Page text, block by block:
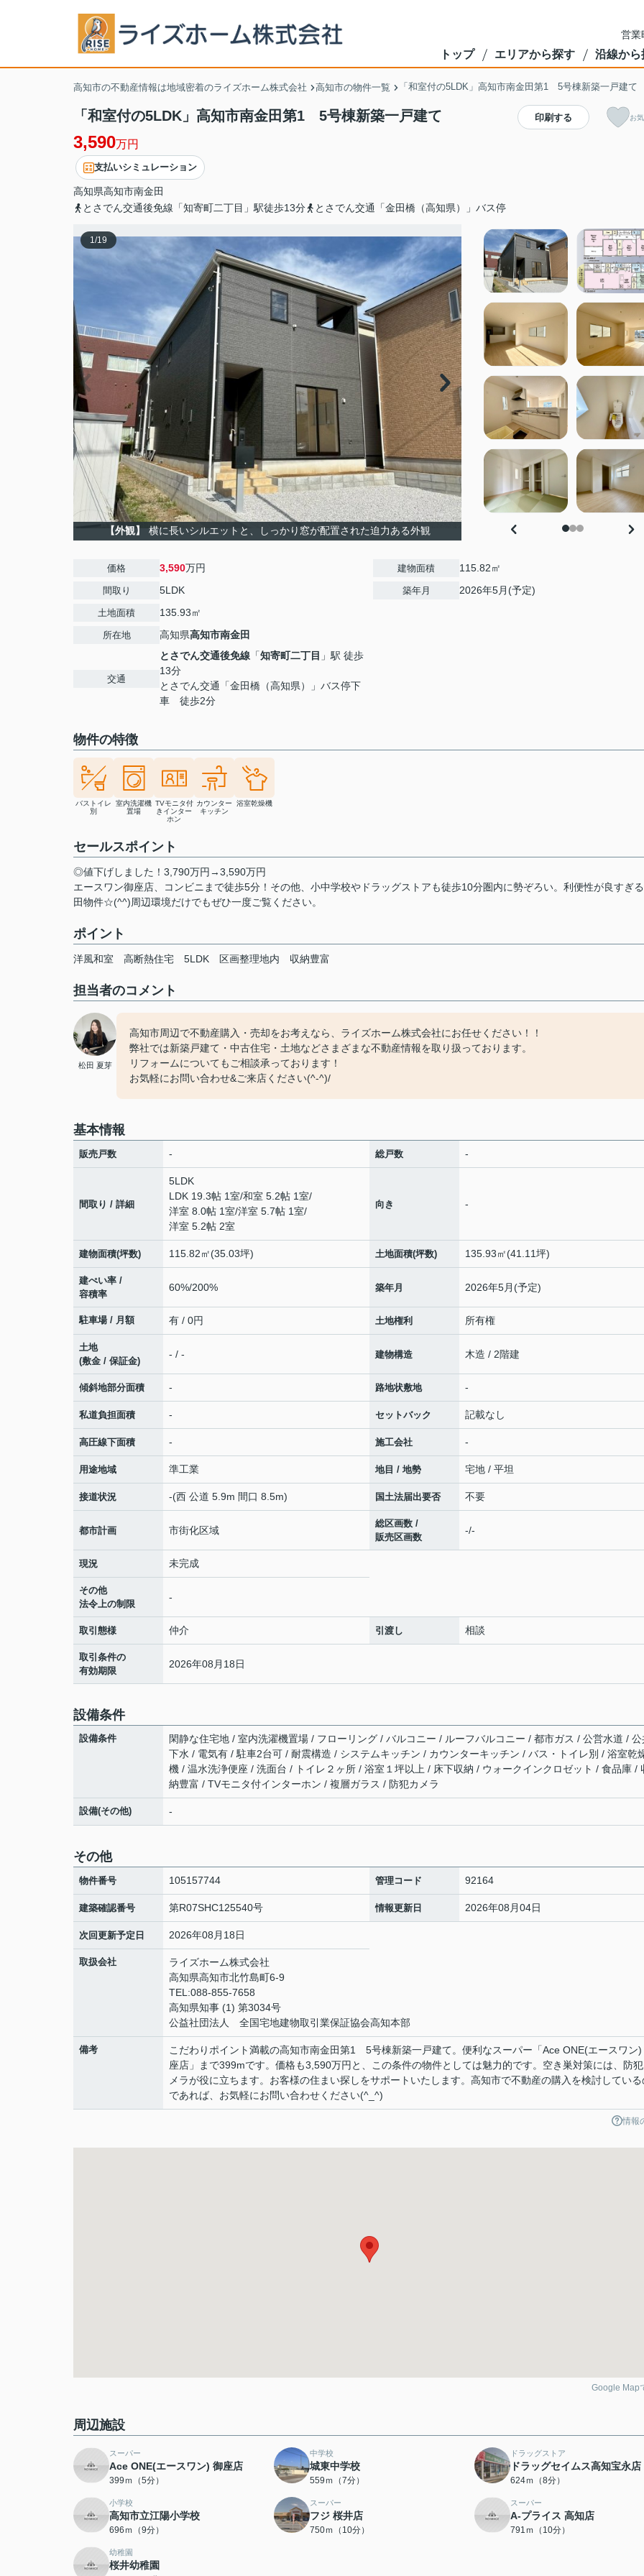
営
トップ エリアから探す 沿線から
高知市の不動産情報は地域密着のライズホーム株式会社 高知市の物件一覧 「和室付の5LDK」高知市南金田第1 5号棟新築一戸建て
「和室付の5LDK」高知市南金田第1 5号棟新築一戸建て
3,590万円
支払いシミュレーション
高知県高知市南金田
とさでん交通後免線「知寄町二丁目」駅徒歩13分
とさでん交通「金田橋（高知県）」バス停
印刷する お
1/19
【外観】 横に長いシルエットと、しっかり窓が配置された迫力ある外観
価格 3,590万円
間取り 5LDK
土地面積 135.93㎡
所在地 高知県高知市南金田
交通
とさでん交通後免線 「知寄町二丁目 」駅 徒歩
13分
とさでん交通「金田橋（高知県）」バス停下
車 徒歩2分
建物面積 115.82㎡
築年月 2026年5月(予定)
物件の特徴
バストイレ
別
室内洗濯機
置場
TVモニタ付
きインター
ホン
カウンター
キッチン
浴室乾燥機
セールスポイント
◎値下げしました！3,790万円→3,590万円
エースワン御座店、コンビニまで徒歩5分！その他、小中学校やドラッグストアも徒歩10分圏内に勢ぞろい。利便性が良すぎ
田物件☆(^^)周辺環境だけでもぜひ一度ご覧ください。
ポイント
洋風和室 高断熱住宅 5LDK 区画整理地内 収納豊富
担当者のコメント
松田 夏芽
高知市周辺で不動産購入・売却をお考えなら、ライズホーム株式会社にお任せください！！
弊社では新築戸建て・中古住宅・土地などさまざまな不動産情報を取り扱っております。
リフォームについてもご相談承っております！
お気軽にお問い合わせ&ご来店ください‍(^-^)/
基本情報
販売戸数 - 総戸数 -
間取り / 詳細
5LDK
LDK 19.3帖 1室/和室 5.2帖 1室/
洋室 8.0帖 1室/洋室 5.7帖 1室/
洋室 5.2帖 2室
向き -
建物面積(坪数) 115.82㎡(35.03坪) 土地面積(坪数) 135.93㎡(41.11坪)
建ぺい率 /
容積率
60%/200% 築年月 2026年5月(予定)
駐車場 / 月額 有 / 0円 土地権利 所有権
土地
(敷金 / 保証金)
- / - 建物構造 木造 / 2階建
傾斜地部分面積 - 路地状敷地 -
私道負担面積 - セットバック 記載なし
高圧線下面積 - 施工会社 -
用途地域 準工業 地目 / 地勢 宅地 / 平坦
接道状況 -(西 公道 5.9m 間口 8.5m) 国土法届出要否 不要
都市計画 市街化区域
総区画数 /
販売区画数
-/-
現況 未完成
その他
法令上の制限
-
取引態様 仲介 引渡し 相談
取引条件の
有効期限
2026年08月18日
設備条件
設備条件
閑静な住宅地 / 室内洗濯機置場 / フローリング / バルコニー / ルーフバルコニー / 都市ガス / 公営水道 / 公
下水 / 電気有 / 駐車2台可 / 耐震構造 / システムキッチン / カウンターキッチン / バス・トイレ別 / 浴室乾
機 / 温水洗浄便座 / 洗面台 / トイレ２ヶ所 / 浴室１坪以上 / 床下収納 / ウォークインクロゼット / 食品庫 /
納豊富 / TVモニタ付インターホン / 複層ガラス / 防犯カメラ
設備(その他) -
その他
物件番号 105157744 管理コード 92164
建築確認番号 第R07SHC125540号 情報更新日 2026年08月04日
次回更新予定日 2026年08月18日
取扱会社
ライズホーム株式会社
高知県高知市北竹島町6-9
TEL:088-855-7658
高知県知事 (1) 第3034号
公益社団法人 全国宅地建物取引業保証協会高知本部
備考
こだわりポイント満載の高知市南金田第1 5号棟新築一戸建て。便利なスーパー「Ace ONE(エースワン)
座店」まで399mです。価格も3,590万円と、この条件の物件としては魅力的です。空き巣対策には、防
メラが役に立ちます。お客様の住まい探しをサポートいたします。高知市で不動産の購入を検討している
であれば、お気軽にお問い合わせください(^_^)
情報
Google Map
周辺施設
スーパー
Ace ONE(エースワン) 御座店
399ｍ（5分）
中学校
城東中学校
559ｍ（7分）
ドラッグストア
ドラッグセイムス高知宝永店
624ｍ（8分）
小学校
高知市立江陽小学校
696ｍ（9分）
スーパー
フジ 桜井店
750ｍ（10分）
スーパー
A-プライス 高知店
791ｍ（10分）
幼稚園
桜井幼稚園